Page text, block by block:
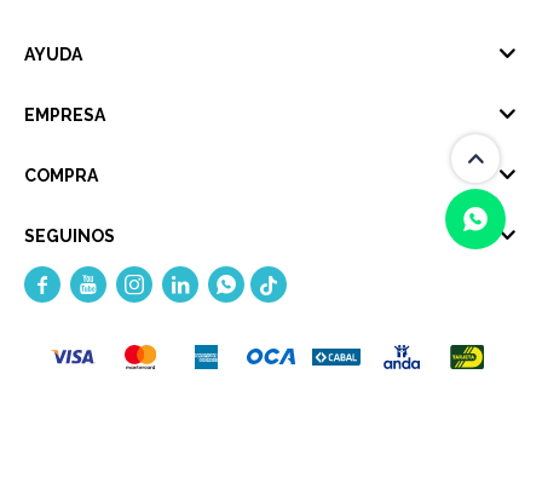
AYUDA
EMPRESA
COMPRA
SEGUINOS
    